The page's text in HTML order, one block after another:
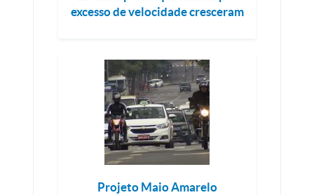
excesso de velocidade cresceram
Projeto Maio Amarelo